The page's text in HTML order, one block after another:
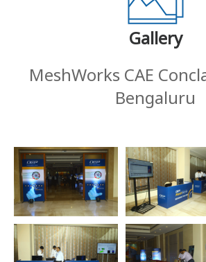
Gallery
MeshWorks CAE
Bengaluru